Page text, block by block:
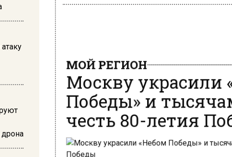
дрона
МОЙ РЕГИОН
Москву украсили
Победы» и
честь 80-летия